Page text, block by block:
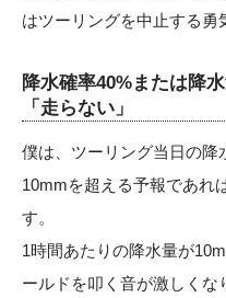
はツーリングを中止する勇
降水確率40%または降
「走らない」
僕は、ツーリング当日の降
10mmを超える予報であれ
す。
1時間あたりの降水量が
ールドを叩く音が激しくな